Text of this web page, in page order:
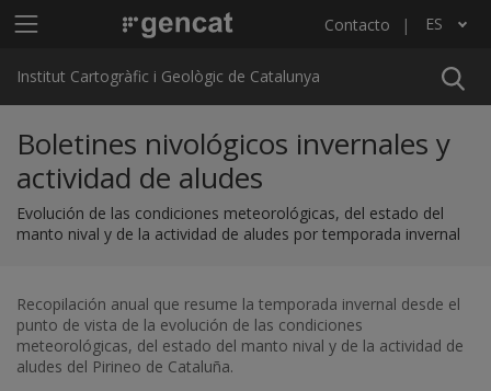
Menú principal ICGC Contacto ES
Lista adicional de acciones
Institut Cartogràfic i Geològic de Catalunya
Boletines nivológicos invernales y
actividad de aludes
Evolución de las condiciones meteorológicas, del estado del
manto nival y de la actividad de aludes por temporada invernal
Recopilación anual que resume la temporada invernal desde el
punto de vista de la evolución de las condiciones
meteorológicas, del estado del manto nival y de la actividad de
aludes del Pirineo de Cataluña.